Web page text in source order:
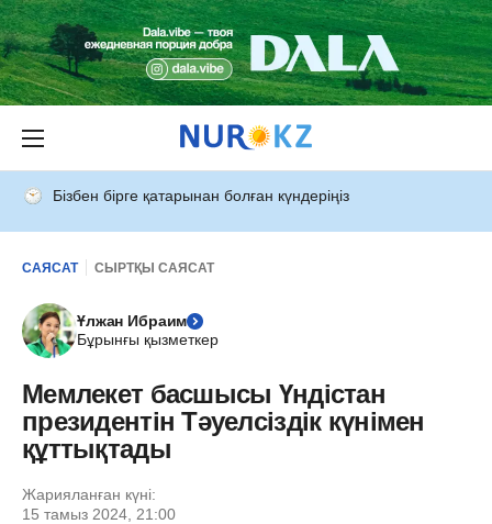
Бізбен бірге қатарынан болған күндеріңіз
САЯСАТ СЫРТҚЫ САЯСАТ
Ұлжан Ибраим
Бұрынғы қызметкер
Мемлекет басшысы Үндістан
президентін Тәуелсіздік күнімен
құттықтады
Жарияланған күні:
15 тамыз 2024, 21:00